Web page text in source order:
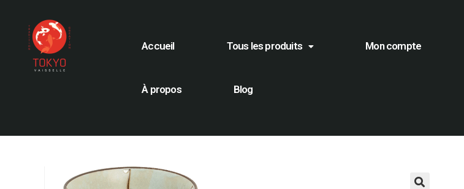
Accueil Tous les produits Mon compte
À propos Blog